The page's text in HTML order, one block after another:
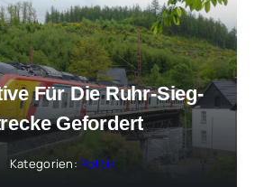
Für Die Ruhr-Sieg-
Gefordert
Kategorien:Politik